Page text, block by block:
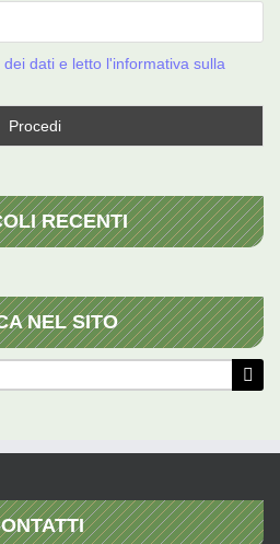
dati e letto l'informativa sulla
RECENTI
NEL SITO